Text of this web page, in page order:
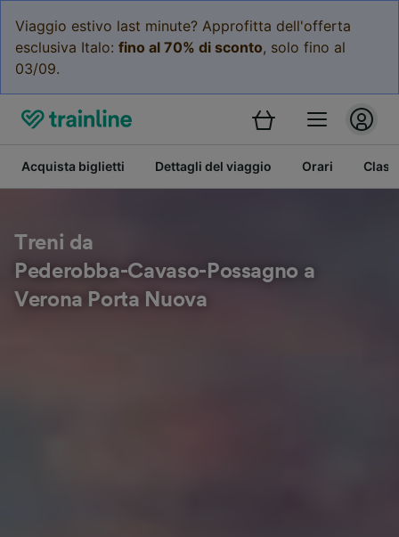
Viaggio estivo last minute? Approfitta dell'offerta
esclusiva Italo: fino al 70% di sconto, solo fino al
03/09.
Acquista biglietti Dettagli del viaggio Orari
Treni da
Pederobba-Cavaso-Possagno a
Verona Porta Nuova